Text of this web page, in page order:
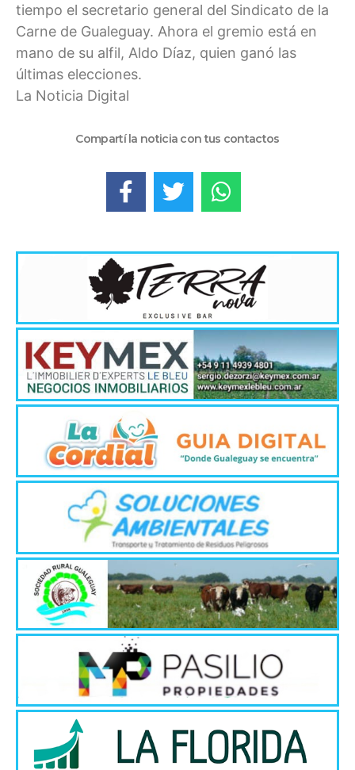
tiempo el secretario general del Sindicato de la
Carne de Gualeguay. Ahora el gremio está en
mano de su alfil, Aldo Díaz, quien ganó las
últimas elecciones.
La Noticia Digital
Compartí la noticia con tus contactos